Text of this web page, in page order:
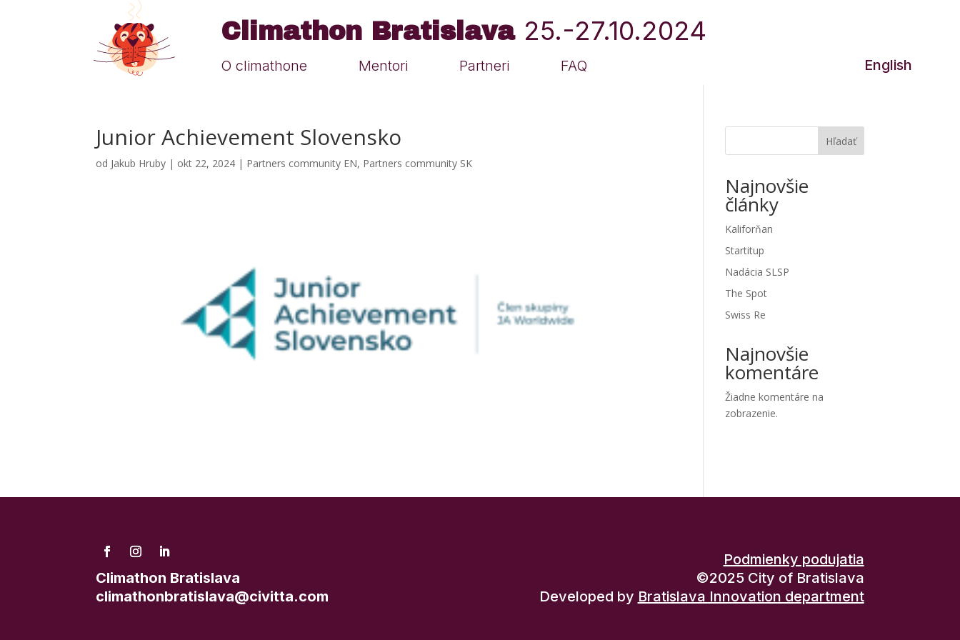
Climathon Bratislava 25.-27.10.2024
O climathone Mentori Partneri FAQ English
Junior Achievement Slovensko
od Jakub Hruby | okt 22, 2024 | Partners community EN, Partners community SK
Hľadať
Najnovšie
články
Kaliforňan
Startitup
Nadácia SLSP
The Spot
Swiss Re
Najnovšie
komentáre
Žiadne komentáre na
zobrazenie.
Climathon Bratislava
climathonbratislava@civitta.com
Podmienky podujatia
©2025 City of Bratislava
Developed by Bratislava Innovation department